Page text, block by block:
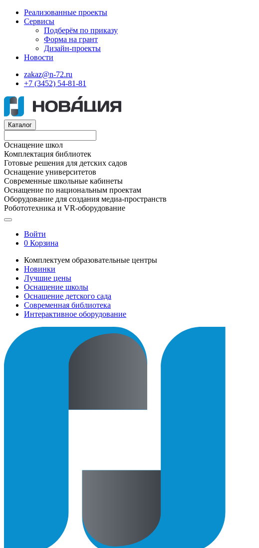
Реализованные проекты
Сервисы
Подберём по приказу
Форма на грант
Дизайн-проекты
Новости
zakaz@n-72.ru
+7 (3452) 54-81-81
Каталог
Оснащение школ
Комплектация библиотек
Готовые решения для детских садов
Оснащение университетов
Современные школьные кабинеты
Оснащение по национальным проектам
Оборудование для создания медиа-пространств
Робототехника и VR-оборудование
Войти
0 Корзина
Комплектуем образовательные центры
Новинки
Лучшие цены
Оснащение школы
Оснащение детского сада
Современная библиотека
Интерактивное оборудование